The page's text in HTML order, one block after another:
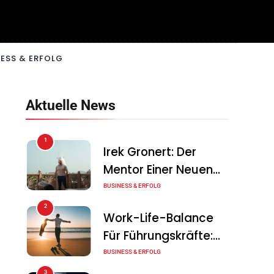
& ERFOLG
Aktuelle News
1
Irek Gronert: Der
Mentor Einer Neuen
Generation Von
BUSINESS & ERFOLG
2
Work-Life-Balance
Für Führungskräfte:
Illusion Oder Echte
BUSINESS & ERFOLG
3